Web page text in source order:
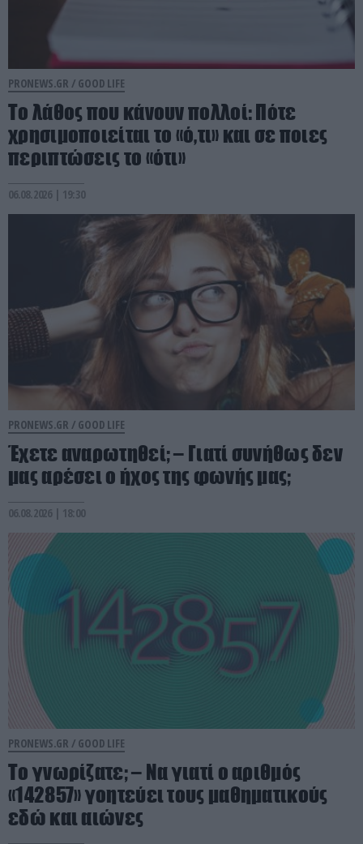
PRONEWS.GR / GOOD LIFE
Το λάθος που κάνουν πολλοί: Πότε
χρησιμοποιείται το «ό,τι» και σε ποιες
περιπτώσεις το «ότι»
06.08.2026 | 19:30
PRONEWS.GR / GOOD LIFE
Έχετε αναρωτηθεί; – Γιατί συνήθως δεν
μας αρέσει ο ήχος της φωνής μας;
06.08.2026 | 18:00
PRONEWS.GR / GOOD LIFE
Το γνωρίζατε; – Να γιατί ο αριθμός
«142857» γοητεύει τους μαθηματικούς
εδώ και αιώνες